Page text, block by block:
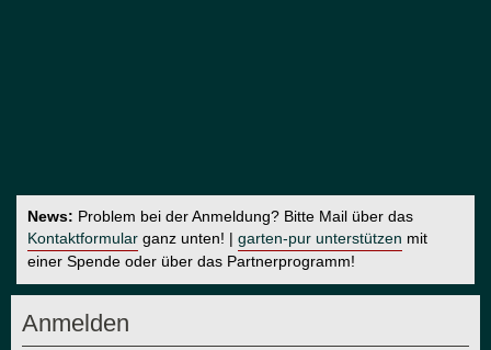
News: Problem bei der Anmeldung? Bitte Mail über das
Kontaktformular ganz unten! | garten-pur unterstützen mit
einer Spende oder über das Partnerprogramm!
Anmelden